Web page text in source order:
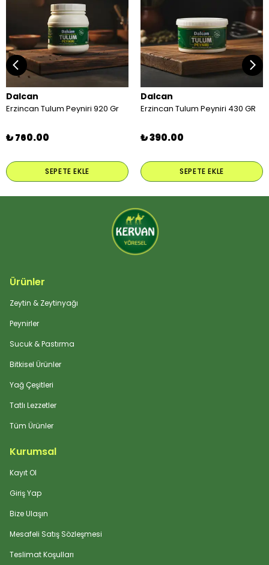
Dalcan
Erzincan Tulum Peyniri 920 Gr
₺ 760.00
SEPETE EKLE
Dalcan
Erzincan Tulum Peyniri 430 GR
₺ 390.00
SEPETE EKLE
Ürünler
Zeytin & Zeytinyağı
Peynirler
Sucuk & Pastırma
Bitkisel Ürünler
Yağ Çeşitleri
Tatlı Lezzetler
Tüm Ürünler
Kurumsal
Kayıt Ol
Giriş Yap
Bize Ulaşın
Mesafeli Satış Sözleşmesi
Teslimat Koşulları